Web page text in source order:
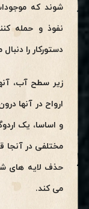
شوند که
نفوذ و حمله
دستورکار را
زیر سطح آب،
ارواح در آنها
و اساسا، یک
مختلفی در آنجا
حذف لایه های
می کند.